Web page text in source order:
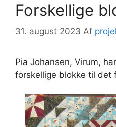
Forskellige
31. august 2023 Af
Pia Johansen, Virum,
forskellige blokke til